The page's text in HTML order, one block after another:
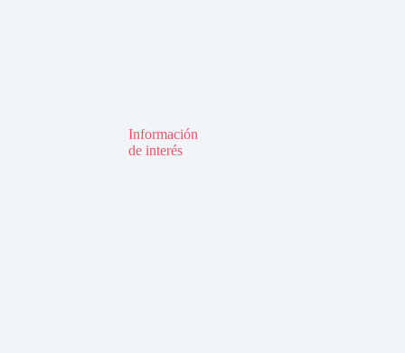
Información
de interés